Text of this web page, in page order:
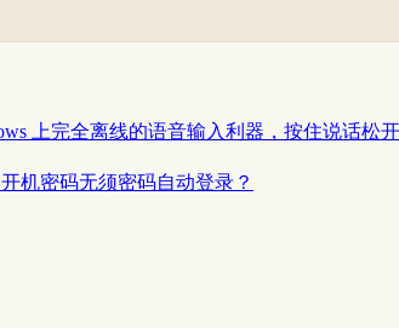
上完全离线的语音输入利器，按住说话松
机密码无须密码自动登录？